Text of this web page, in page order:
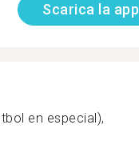
Scarica la app
en especial),